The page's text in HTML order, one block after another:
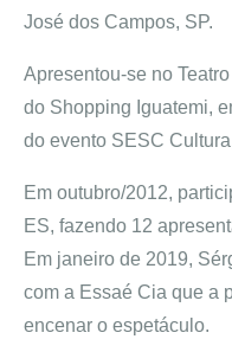
José dos Campos, SP.
Apresentou-se no
do Shopping Iguatemi,
do evento SESC
Em outubro/2012,
ES, fazendo 12
Em janeiro de 2019,
com a Essaé Cia que a
encenar o espetáculo.